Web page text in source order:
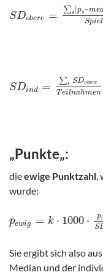
SDobere = ∑s [ps–me
Spiel
SDind = ∑t SDobere
T eilnahmen
„Punkte„:
dieewige Punktzahl,
wurde:
pewig = k ⋅ 1000 ⋅ p
S
Sie ergibt sich also
Median und der